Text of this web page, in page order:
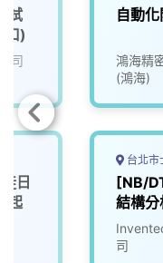
試
口)
司
日
起
自動
鴻海精
(鴻海)
台北市
[NB/
結構分
司